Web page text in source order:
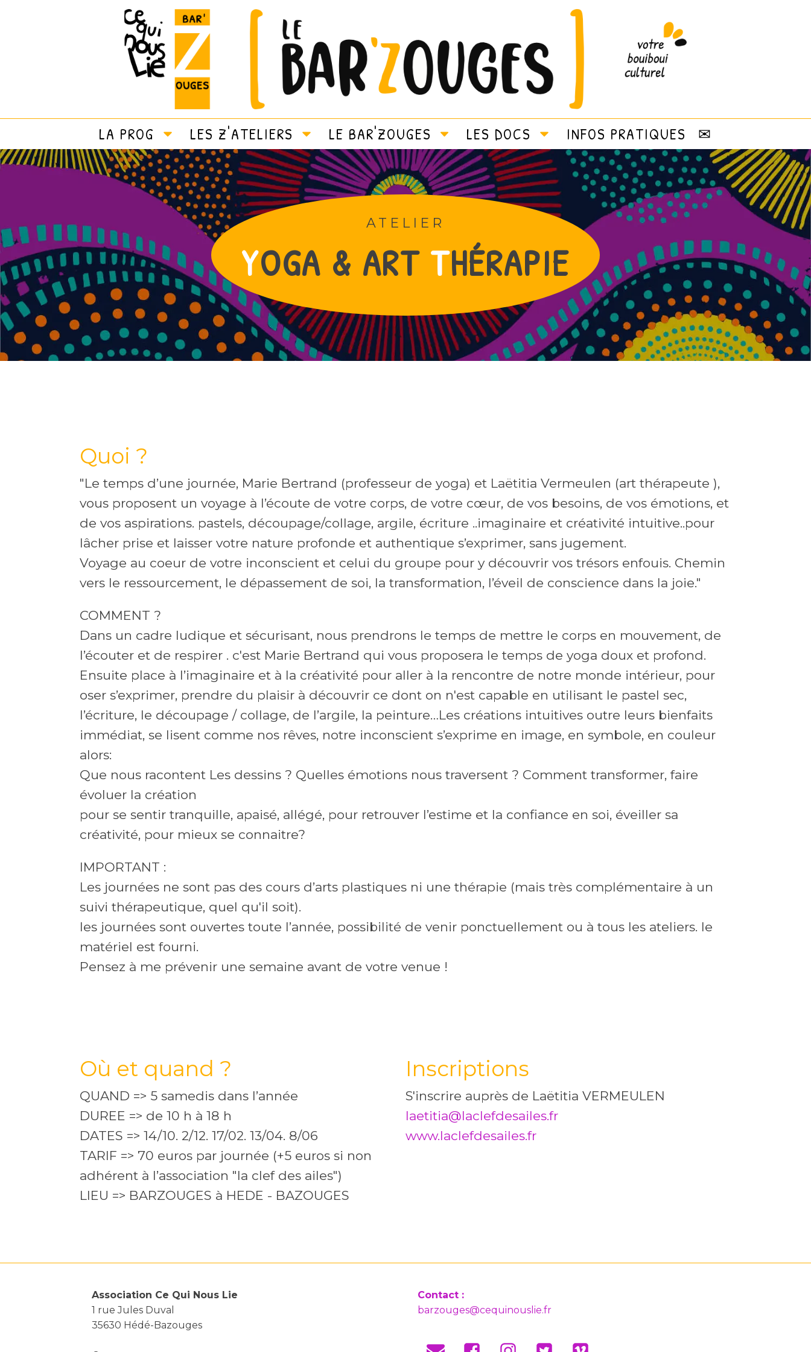
LA PROG LES Z'ATELIERS LE BAR'ZOUGES LES DOCS INFOS PRATIQUES ✉
ATELIER
YOGA & ART THÉRAPIE
Quoi ?
"Le temps d’une journée, Marie Bertrand (professeur de yoga) et Laëtitia Vermeulen (art thérapeute ),
vous proposent un voyage à l’écoute de votre corps, de votre cœur, de vos besoins, de vos émotions, et
de vos aspirations. pastels, découpage/collage, argile, écriture ..imaginaire et créativité intuitive..pour
lâcher prise et laisser votre nature profonde et authentique s’exprimer, sans jugement.
Voyage au coeur de votre inconscient et celui du groupe pour y découvrir vos trésors enfouis. Chemin
vers le ressourcement, le dépassement de soi, la transformation, l’éveil de conscience dans la joie."
COMMENT ?
Dans un cadre ludique et sécurisant, nous prendrons le temps de mettre le corps en mouvement, de
l’écouter et de respirer . c'est Marie Bertrand qui vous proposera le temps de yoga doux et profond.
Ensuite place à l’imaginaire et à la créativité pour aller à la rencontre de notre monde intérieur, pour
oser s’exprimer, prendre du plaisir à découvrir ce dont on n'est capable en utilisant le pastel sec,
l’écriture, le découpage / collage, de l’argile, la peinture…Les créations intuitives outre leurs bienfaits
immédiat, se lisent comme nos rêves, notre inconscient s’exprime en image, en symbole, en couleur
alors:
Que nous racontent Les dessins ? Quelles émotions nous traversent ? Comment transformer, faire
évoluer la création
pour se sentir tranquille, apaisé, allégé, pour retrouver l’estime et la confiance en soi, éveiller sa
créativité, pour mieux se connaitre?
IMPORTANT :
Les journées ne sont pas des cours d’arts plastiques ni une thérapie (mais très complémentaire à un
suivi thérapeutique, quel qu'il soit).
les journées sont ouvertes toute l’année, possibilité de venir ponctuellement ou à tous les ateliers. le
matériel est fourni.
Pensez à me prévenir une semaine avant de votre venue !
Où et quand ?
QUAND => 5 samedis dans l’année
DUREE => de 10 h à 18 h
DATES => 14/10. 2/12. 17/02. 13/04. 8/06
TARIF => 70 euros par journée (+5 euros si non
adhérent à l’association "la clef des ailes")
LIEU => BARZOUGES à HEDE - BAZOUGES
Inscriptions
S'inscrire auprès de Laëtitia VERMEULEN
laetitia@laclefdesailes.fr
www.laclefdesailes.fr
Association Ce Qui Nous Lie
1 rue Jules Duval
35630 Hédé-Bazouges
Contact :
barzouges@cequinouslie.fr